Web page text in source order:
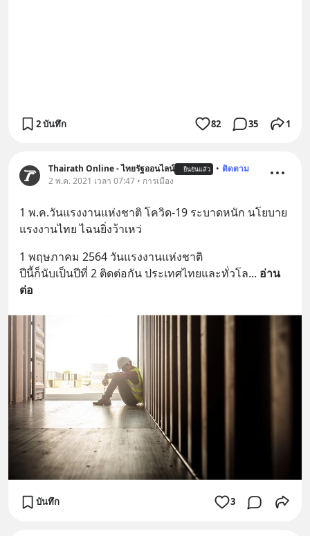
2 บันทึก 82 35 1
Thairath Online - ไทยรัฐออนไลน์ ยืนยันแล้ว • ติดตาม
2 พ.ค. 2021 เวลา 07:47 • การเมือง
1 พ.ค.วันแรงงานแห่งชาติ โควิด-19 ระบาดหนัก นโยบาย
แรงงานไทย ไฉนยิ่งว้าเหว่
1 พฤษภาคม 2564 วันแรงงานแห่งชาติ
ปีนี้ก็นับเป็นปีที่ 2 ติดต่อกัน ประเทศไทยและทั่วโล... อ่าน
ต่อ
บันทึก 3